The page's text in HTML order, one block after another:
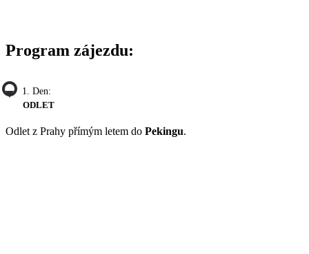
Program zájezdu:
1. Den:
ODLET
Odlet z Prahy přímým letem do Pekingu.